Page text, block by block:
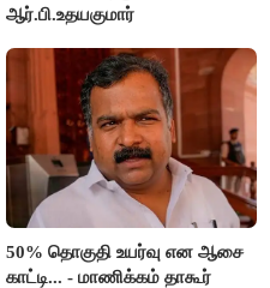
ஆர்.பி.உதயகுமார்
50% தொகுதி உயர்வு என ஆசை
காட்டி... - மாணிக்கம் தாகூர்